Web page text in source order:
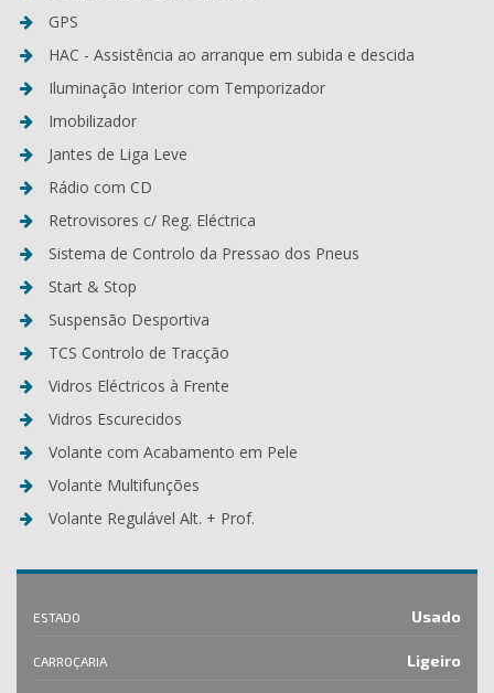
GPS
HAC - Assistência ao arranque em subida e descida
Iluminação Interior com Temporizador
Imobilizador
Jantes de Liga Leve
Rádio com CD
Retrovisores c/ Reg. Eléctrica
Sistema de Controlo da Pressao dos Pneus
Start & Stop
Suspensão Desportiva
TCS Controlo de Tracção
Vidros Eléctricos à Frente
Vidros Escurecidos
Volante com Acabamento em Pele
Volante Multifunções
Volante Regulável Alt. + Prof.
ESTADO Usado
CARROÇARIA Ligeiro